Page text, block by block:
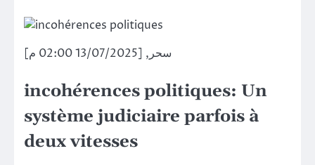
سحر, [13/07/2025 02:00 م]
incohérences politiques: Un
système judiciaire parfois à
deux vitesses